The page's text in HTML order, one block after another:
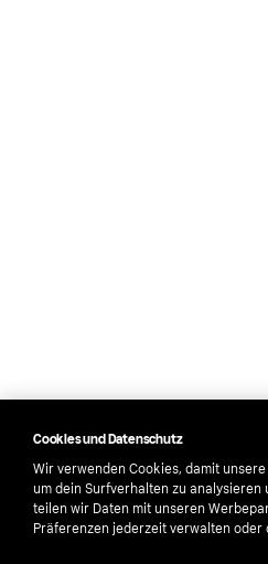
Cookies und Datenschutz
Wir verwenden Cookies, damit
um dein Surfverhalten zu
teilen wir Daten mit unseren
Präferenzen jederzeit verwalten oder